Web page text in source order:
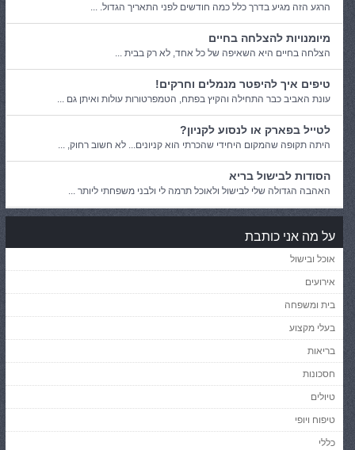
הרגע הזה מגיע בדרך כלל כמה חודשים לפני התאריך הגדול. ...
מיומנויות להצלחה בחיים
הצלחה בחיים היא השאיפה של כל אחד, לא רק בבית ...
טיפים איך להיפטר מנמלים וחרקים!
עונת האביב כבר התחילה והקיץ בפתח, הטמפרטורות עולות ואיתן גם ...
לטייל בפארק או לנסוע לקניון?
היתה תקופה שהמקום היחידי שהכרתי הוא קניונים... לא חשוב רחוק, ...
הסודות לבישול בריא
האהבה הגדולה שלי לבישול ולאוכל תרמה לי ולבני משפחתי ליותר ...
על מה אני כותבת
אוכל ובישול
אירועים
בית ומשפחה
בעלי מקצוע
בריאות
חסכונות
טיולים
טיפוח ויופי
כללי